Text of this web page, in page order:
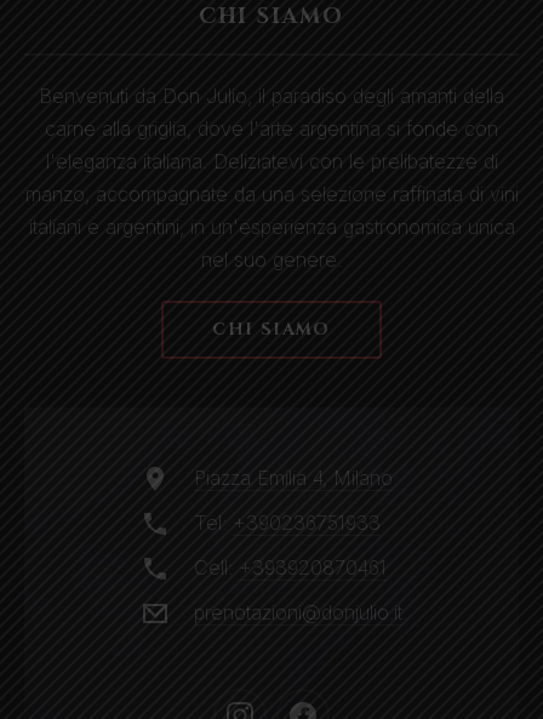
CHI SIAMO
Benvenuti da Don Julio, il paradiso degli amanti della
carne alla griglia, dove l'arte argentina si fonde con
l'eleganza italiana. Deliziatevi con le prelibatezze di
manzo, accompagnate da una selezione raffinata di vini
italiani e argentini, in un'esperienza gastronomica unica
nel suo genere.
CHI SIAMO
Piazza Emilia 4, Milano
Tel: +390236751933
Cell: +393920870461
prenotazioni@donjulio.it